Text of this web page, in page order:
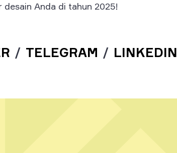
Anda di tahun 2025!
/ TELEGRAM / LINKEDIN